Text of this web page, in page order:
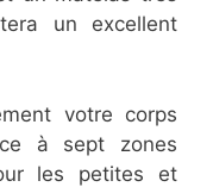
un excellent
votre corps
à sept zones
les petites et